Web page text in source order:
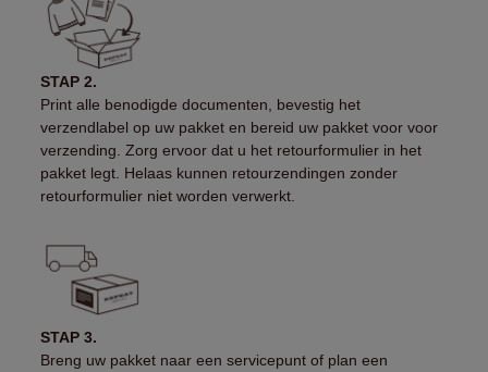
STAP 2.
Print alle benodigde documenten, bevestig het
verzendlabel op uw pakket en bereid uw pakket voor voor
verzending. Zorg ervoor dat u het retourformulier in het
pakket legt. Helaas kunnen retourzendingen zonder
retourformulier niet worden verwerkt.
STAP 3.
Breng uw pakket naar een servicepunt of plan een